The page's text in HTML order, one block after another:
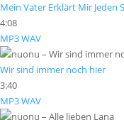
Mein Vater Erklärt Mir
4:08
MP3WAV
Wir sind immer noch hier
3:40
MP3WAV